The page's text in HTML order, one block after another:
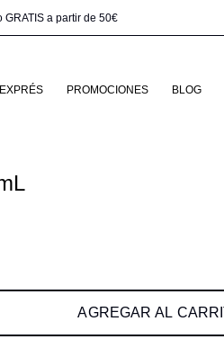
GRATIS a partir de 50€
PROMOCIONES BLOG